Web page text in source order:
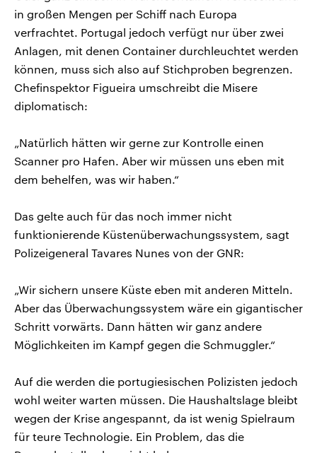
in großen Mengen per Schiff nach Europa
verfrachtet. Portugal jedoch verfügt nur über zwei
Anlagen, mit denen Container durchleuchtet werden
können, muss sich also auf Stichproben begrenzen.
Chefinspektor Figueira umschreibt die Misere
diplomatisch:
„Natürlich hätten wir gerne zur Kontrolle einen
Scanner pro Hafen. Aber wir müssen uns eben mit
dem behelfen, was wir haben.“
Das gelte auch für das noch immer nicht
funktionierende Küstenüberwachungssystem, sagt
Polizeigeneral Tavares Nunes von der GNR:
„Wir sichern unsere Küste eben mit anderen Mitteln.
Aber das Überwachungssystem wäre ein gigantischer
Schritt vorwärts. Dann hätten wir ganz andere
Möglichkeiten im Kampf gegen die Schmuggler.“
Auf die werden die portugiesischen Polizisten jedoch
wohl weiter warten müssen. Die Haushaltslage bleibt
wegen der Krise angespannt, da ist wenig Spielraum
für teure Technologie. Ein Problem, das die